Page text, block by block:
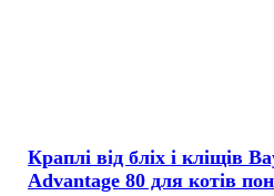
Краплі від бліх і кліщів
Advantage 80 для котів